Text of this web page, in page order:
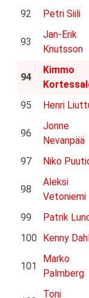
92 Petri Siili
93
Jan-Erik
Knutsson
94
Kimmo
95 Henri
96
Jonne
Nevanpää
97 Niko
98
Aleksi
Vetoniemi
99 Patrik
100 Kenny
101
Marko
Palmberg
Toni